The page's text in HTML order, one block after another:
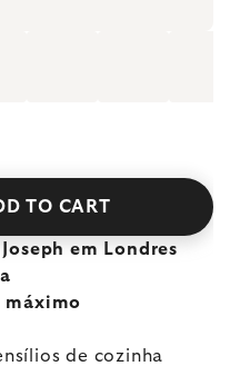
TO CART
em Londres
máximo
de cozinha